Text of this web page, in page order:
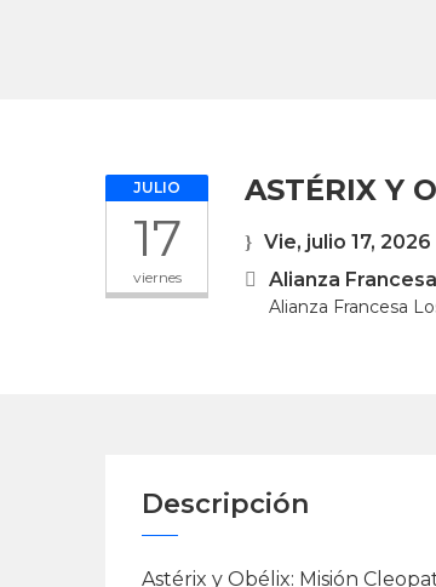
JULIO
17
viernes
ASTÉRIX Y
Vie, julio 17, 2026
Alianza
Alianza Francesa
Descripción
Astérix y Obélix: Misión